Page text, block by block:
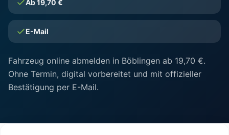
Ab 19,70 €
E-Mail
Fahrzeug online abmelden in Böblingen ab 19,70 €.
Ohne Termin, digital vorbereitet und mit offizieller
Bestätigung per E-Mail.